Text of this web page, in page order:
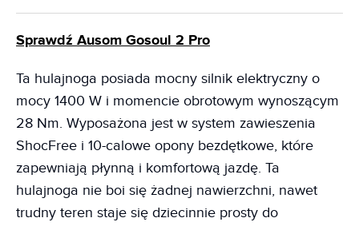
Sprawdź Ausom Gosoul 2 Pro
Ta hulajnoga posiada mocny silnik elektryczny o
mocy 1400 W i momencie obrotowym wynoszącym
28 Nm. Wyposażona jest w system zawieszenia
ShocFree i 10-calowe opony bezdętkowe, które
zapewniają płynną i komfortową jazdę. Ta
hulajnoga nie boi się żadnej nawierzchni, nawet
trudny teren staje się dziecinnie prosty do